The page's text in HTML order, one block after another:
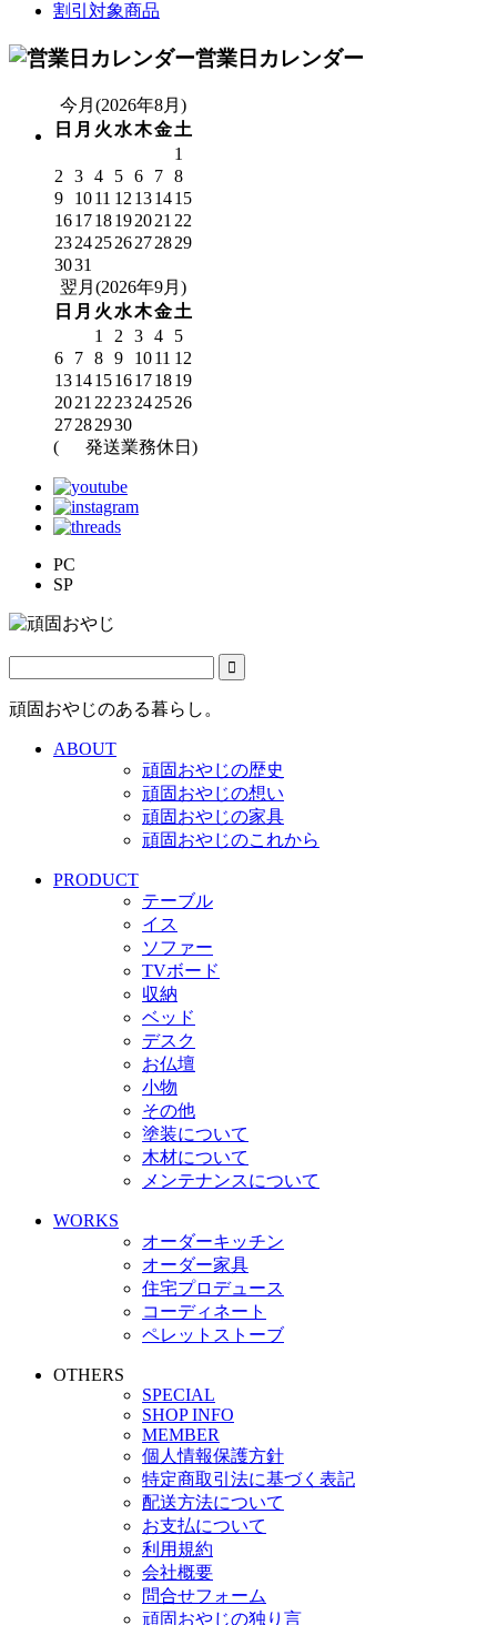
割引対象商品
営業日カレンダー
今月(2026年8月)
日 月 火 水木金土
1
2
3 4 5 6 7 8
9
1011 12 131415
161718192021 22
23242526272829
3031
翌月(2026年9月)
日 月 火 水木金土
1
2 3 4
5
6
7 8 9 1011 12
13141516171819
2021 22 23242526
27282930
(
発送業務休日)
PC
SP
頑固おやじのある暮らし。
ABOUT
頑固おやじの歴史
頑固おやじの想い
頑固おやじの家具
頑固おやじのこれから
PRODUCT
テーブル
イス
ソファー
TVボード
収納
ベッド
デスク
お仏壇
小物
その他
塗装について
木材について
メンテナンスについて
WORKS
オーダーキッチン
オーダー家具
住宅プロデュース
コーディネート
ペレットストーブ
OTHERS
SPECIAL
SHOP INFO
MEMBER
個人情報保護方針
特定商取引法に基づく表記
配送方法について
お支払について
利用規約
会社概要
問合せフォーム
頑固おやじの独り言